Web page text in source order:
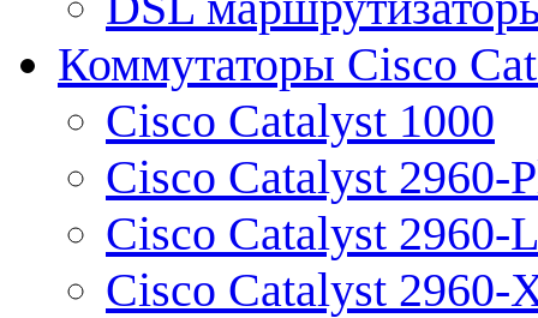
Коммутаторы Cisco
Cisco Catalyst 1000
Cisco Catalyst 2960-
Cisco Catalyst 2960-L
Cisco Catalyst 2960-